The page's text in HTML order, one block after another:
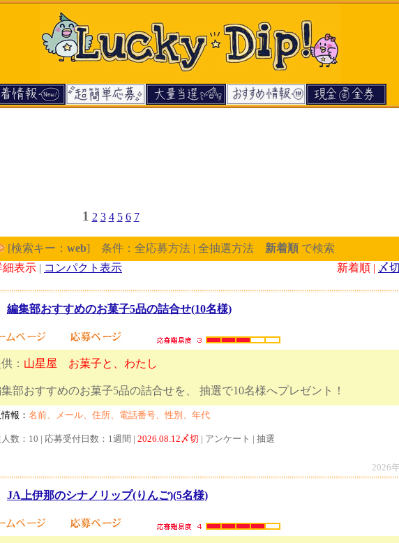
1 2 3 4 5 6 7
[検索キー： web] 条件：全応募方法 | 全抽選方法 新着順 で検索
細表示 | コンパクト表示 新着順 | 〆
編集部おすすめのお菓子5品の詰合せ(10名様)
： 山星屋 お菓子と、わたし
集部おすすめのお菓子5品の詰合せを、 抽選で10名様へプ
報： 名前、メール、住所、電話番号、性別、年代
数：10 | 応募受付日数：1週間 | 2026.08.12〆切 | アンケート | 抽選
2026
JA上伊那のシナノリップ(りんご)(5名様)